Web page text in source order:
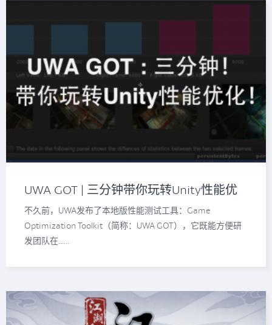
UWA GOT | 三分钟带你玩转Unity性能优
化！
不久前，UWA发布了本地版性能测试工具：Game
Optimization Toolkit（简称：UWA GOT），它既能方便研
发团队在……